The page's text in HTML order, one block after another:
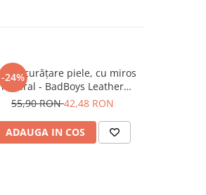
-24%curățare piele, cu miros
natural - BadBoys Leather
Exorcist (500ml)
55,90 RON42,48 RON
ADAUGA IN COS